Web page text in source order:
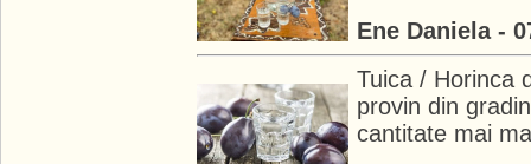
Ene Daniela -
Tuica / Horinca
provin din
cantitate mai